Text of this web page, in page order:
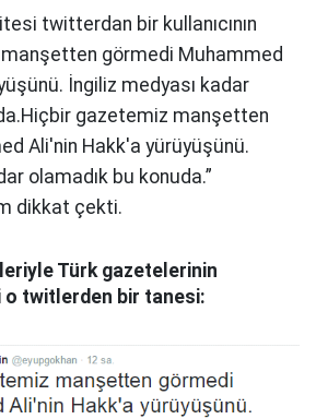
twitterdan bir kullanıcının
görmedi Muhammed
İngiliz medyası kadar
gazetemiz manşetten
Ali'nin Hakk'a yürüyüşünü.
olamadık bu konuda.”
dikkat çekti.
Türk gazetelerinin
o twitlerden bir tanesi: